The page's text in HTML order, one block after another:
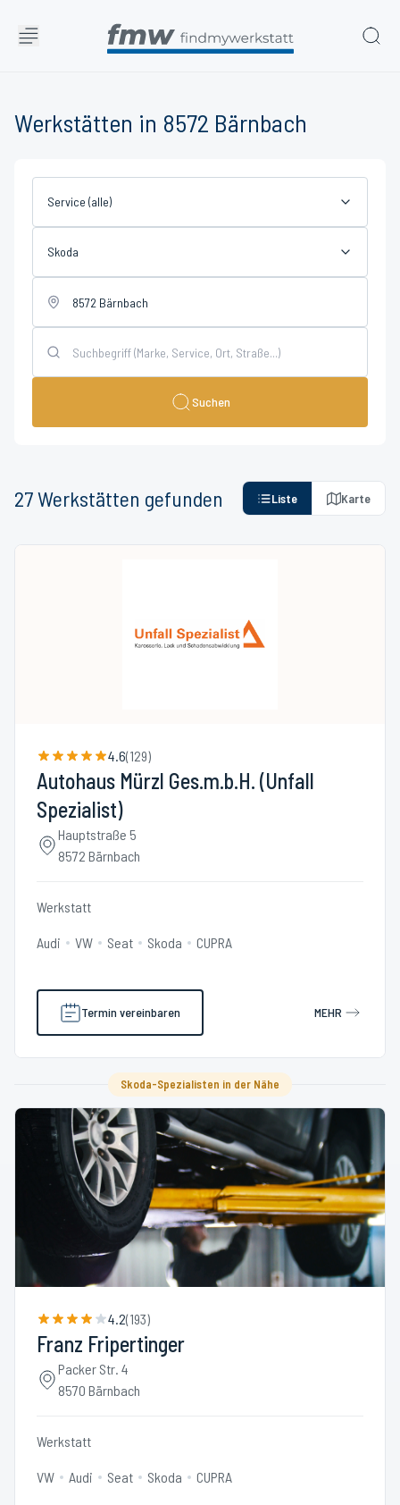
Werkstätten in 8572 Bärnbach
Service (alle)
Skoda
Suchen
27Werkstätten gefunden Liste Karte
4.6(129)
Autohaus Mürzl Ges.m.b.H. (Unfall
Spezialist)
Hauptstraße 5
8572 Bärnbach
Werkstatt
Audi VW Seat Skoda CUPRA
Termin vereinbaren MEHR
Skoda-Spezialisten in der Nähe
4.2(193)
Franz Fripertinger
Packer Str. 4
8570 Bärnbach
Werkstatt
VW Audi Seat Skoda CUPRA